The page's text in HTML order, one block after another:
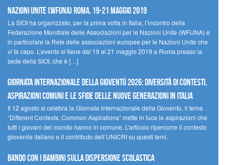
Nazioni Unite (WFUNA) Roma, 19-21 maggio 2019
La SIOI ha organizzato, per la prima volta in Italia, l’incontro della
Federazione Mondiale delle Associazioni per le Nazioni Unite (WFUNA) e
in particolare la Rete delle associazioni europee per le Nazioni Unite che
vi fa capo. L’evento si tiene dal 19 al 21 maggio 2019 a Roma presso la
sede della SIOI, che è […]
GIORNATA INTERNAZIONALE DELLA GIOVENTÙ 2026: DIVERSITÀ DI CONTESTI,
ASPIRAZIONI COMUNI E LE SFIDE DELLE NUOVE GENERAZIONI IN ITALIA
Il 12 agosto si celebra la Giornata Internazionale della Gioventù, il tema
“Different Contexts, Common Aspirations” mette in luce le aspirazioni che
tutti i giovani del mondo hanno in comune. L’articolo ripercorre il contesto
giovanile italiano e il contributo dell’UNICRI su questi temi.
Bando Con i Bambini sulla dispersione scolastica